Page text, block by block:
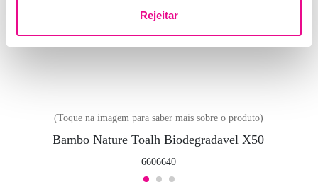
Rejeitar
(Toque na imagem para saber mais sobre o produto)
Bambo Nature Toalh Biodegradavel X50
6606640